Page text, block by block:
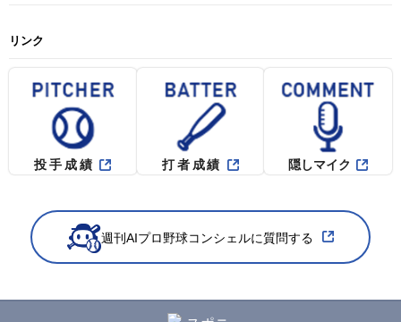
リンク
投手成績 打者成績 隠しマイク
週刊AIプロ野球コンシェルに質問する